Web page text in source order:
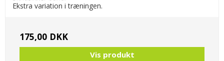
Ekstra variation i træningen.
175,00 DKK
Vis produkt